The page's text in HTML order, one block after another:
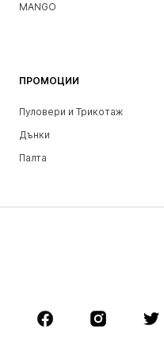
MANGO
ПРОМОЦИИ
Пуловери и Трикотаж
Дънки
Палта
Поли
Аксесоари